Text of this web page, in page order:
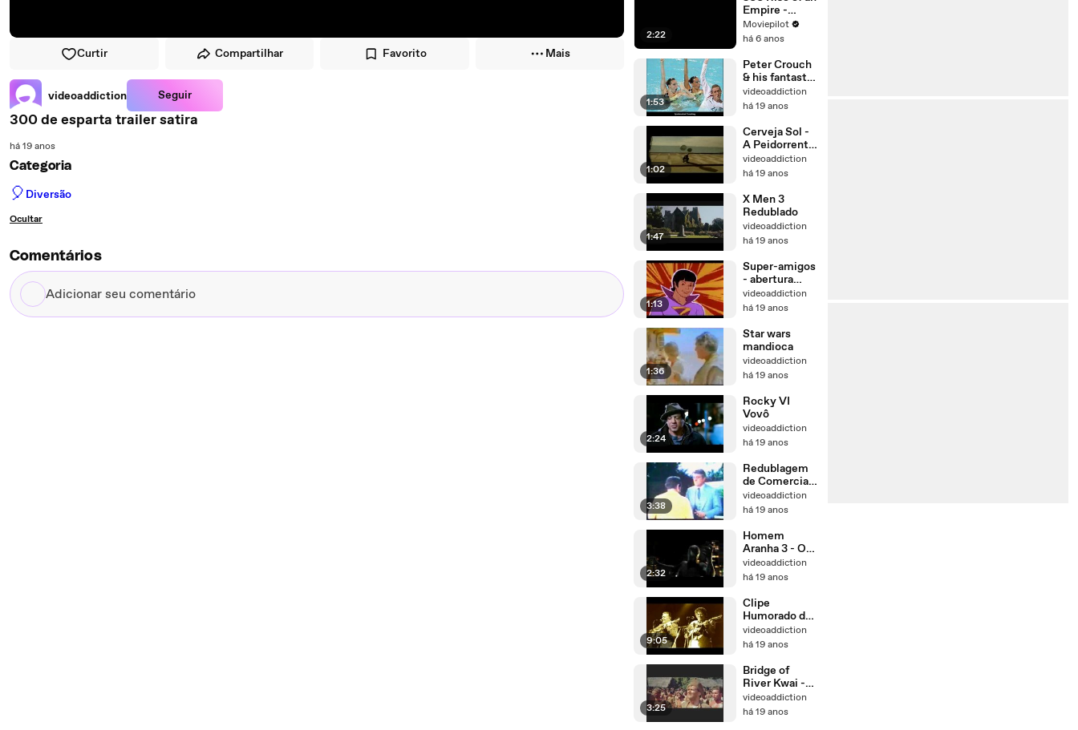
Curtir Compartilhar Favorito Mais
videoaddiction Seguir
300 de esparta trailer satira
há 19 anos
Categoria
🎈 Diversão
Ocultar
Comentários
Adicionar
seu
2:22
Empire -
Trailer 2
(Deutsch) HD
Moviepilot
há 6 anos
1:53
Peter Crouch
& his fantastic
acrobatics
videoaddiction
há 19 anos
1:02
Cerveja Sol -
A Peidorrenta
!videoaddiction
há 19 anos
1:47
X Men 3
Redublado
videoaddiction
há 19 anos
1:13
Super-amigos
- abertura
brasileira
videoaddiction
há 19 anos
1:36
Star wars
mandioca
videoaddiction
há 19 anos
2:24
Rocky VI
Vovô
videoaddiction
há 19 anos
3:38
Redublagem
de Comerciais
por
funcionários
videoaddiction
há 19 anos
2:32
Homem
Aranha 3 - O
fungo
videoaddiction
há 19 anos
9:05
Clipe
Humorado de
Faroeste
Caboclo
videoaddiction
há 19 anos
3:25
Bridge of
River Kwai -
Whistle song
videoaddiction
há 19 anos